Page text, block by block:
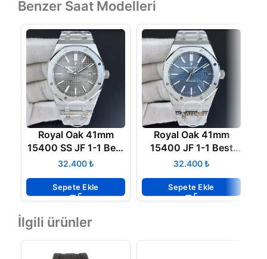
Benzer Saat Modelleri
Royal Oak 41mm
15400 SS JF 1-1 Best
Edition Gray
Bracelet A3120 V5
₺
Sepete Ekle
Royal Oak 41mm
15400 JF 1-1 Best
Edition Blue Textured
₺
Sepete Ekle
İlgili ürünler